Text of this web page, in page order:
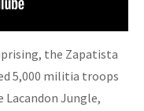
the Zapatista
5,000 militia troops
Jungle,